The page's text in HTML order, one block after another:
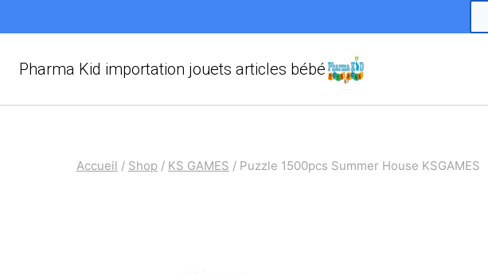
au
contenu
Pharma Kid importation jouets articles bébé
Accueil / Shop / KS GAMES / Puzzle 1500pcs Summer House KSGAMES